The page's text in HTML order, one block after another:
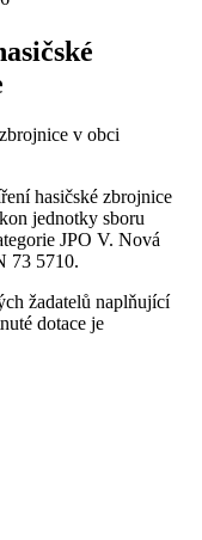
v obci
hasičské zbrojnice
jednotky sboru
JPO V. Nová
73 5710.
žadatelů naplňující
dotace je